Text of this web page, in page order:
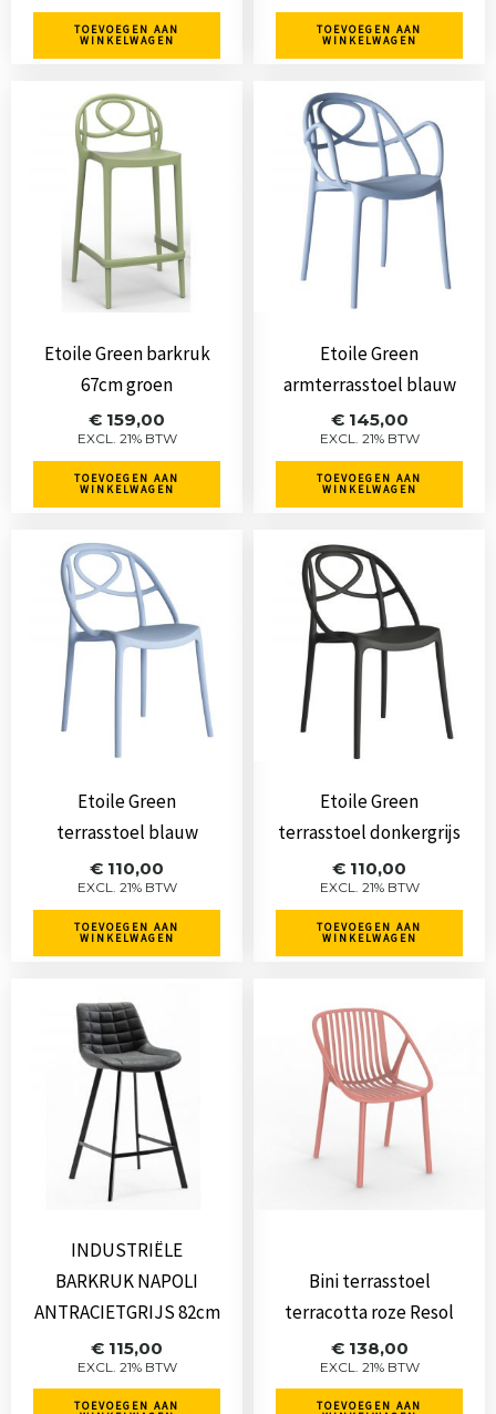
TOEVOEGEN AAN
WINKELWAGEN
TOEVOEGEN AAN
WINKELWAGEN
Etoile Green barkruk
67cm groen
€ 159,00
EXCL. 21% BTW
TOEVOEGEN AAN
WINKELWAGEN
Etoile Green
armterrasstoel blauw
€145,00
EXCL. 21% BTW
TOEVOEGEN AAN
WINKELWAGEN
Etoile Green
terrasstoel blauw
€ 110,00
EXCL. 21% BTW
TOEVOEGEN AAN
WINKELWAGEN
Etoile Green
terrasstoel donkergrijs
€ 110,00
EXCL. 21% BTW
TOEVOEGEN AAN
WINKELWAGEN
INDUSTRIËLE
BARKRUK NAPOLI
ANTRACIETGRIJS 82cm
€ 115,00
EXCL. 21% BTW
TOEVOEGEN AAN
Bini terrasstoel
terracotta roze Resol
€138,00
EXCL. 21% BTW
TOEVOEGEN AAN